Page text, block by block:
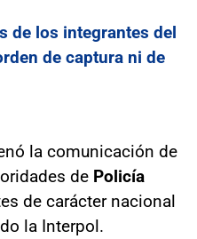
de los integrantes del
de captura ni de
la comunicación de
de Policía
de carácter nacional
la Interpol.